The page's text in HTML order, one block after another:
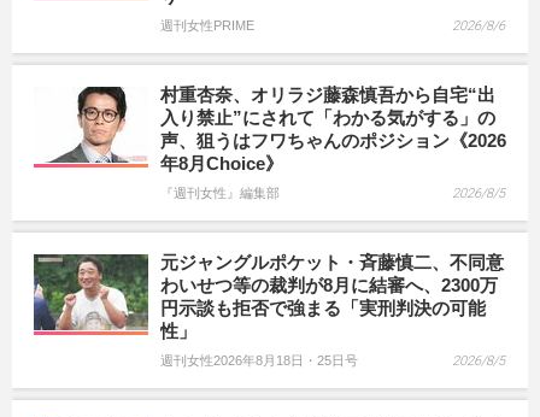
週刊女性PRIME 2026/8/6
村重杏奈、オリラジ藤森慎吾から自宅“出
入り禁止”にされて「わかる気がする」の
声、狙うはフワちゃんのポジション《2026
年8月Choice》
『週刊女性』編集部 2026/8/5
元ジャングルポケット・斉藤慎二、不同意
わいせつ等の裁判が8月に結審へ、2300万
円示談も拒否で強まる「実刑判決の可能
性」
週刊女性2026年8月18日・25日号 2026/8/5